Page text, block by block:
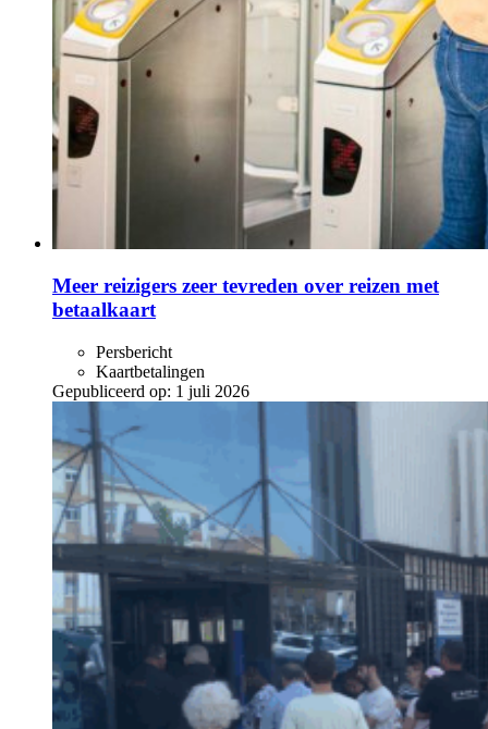
Meer reizigers zeer tevreden over reizen met
betaalkaart
Persbericht
Kaartbetalingen
Gepubliceerd op: 1 juli 2026